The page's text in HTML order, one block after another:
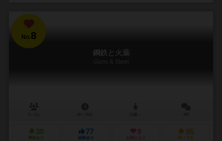
No.8
鋼鉄と火薬
Guns & Steel
30
興味あり
77
経験あり
9
お気に入り
95
持ってる